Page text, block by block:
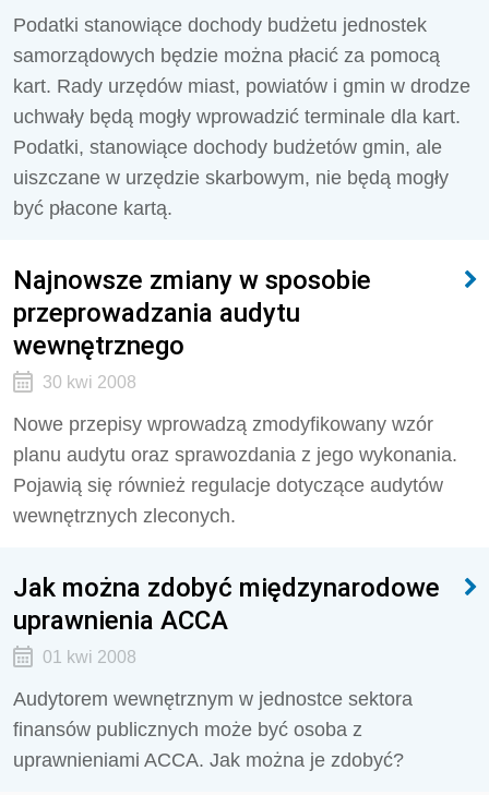
Podatki stanowiące dochody budżetu jednostek
samorządowych będzie można płacić za pomocą
kart. Rady urzędów miast, powiatów i gmin w drodze
uchwały będą mogły wprowadzić terminale dla kart.
Podatki, stanowiące dochody budżetów gmin, ale
uiszczane w urzędzie skarbowym, nie będą mogły
być płacone kartą.
Najnowsze zmiany w sposobie
przeprowadzania audytu
wewnętrznego
30 kwi 2008
Nowe przepisy wprowadzą zmodyfikowany wzór
planu audytu oraz sprawozdania z jego wykonania.
Pojawią się również regulacje dotyczące audytów
wewnętrznych zleconych.
Jak można zdobyć międzynarodowe
uprawnienia ACCA
01 kwi 2008
Audytorem wewnętrznym w jednostce sektora
finansów publicznych może być osoba z
uprawnieniami ACCA. Jak można je zdobyć?